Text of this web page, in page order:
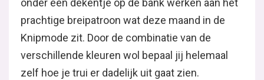
onder een dekentje op de bank werken aan het
prachtige breipatroon wat deze maand in de
Knipmode zit. Door de combinatie van de
verschillende kleuren wol bepaal jij helemaal
zelf hoe je trui er dadelijk uit gaat zien.